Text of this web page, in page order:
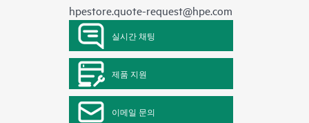
hpestore.quote-request@hpe.com
실시간 채팅
제품 지원
이메일 문의